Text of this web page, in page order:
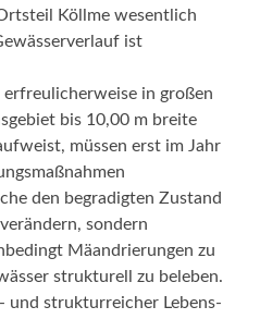
Köllme wesentlich
ist
in großen
bis 10,00 m breite
müssen erst im Jahr
den begradigten Zustand
sondern
Mäandrierungen zu
strukturell zu beleben.
und strukturreicher Lebens-